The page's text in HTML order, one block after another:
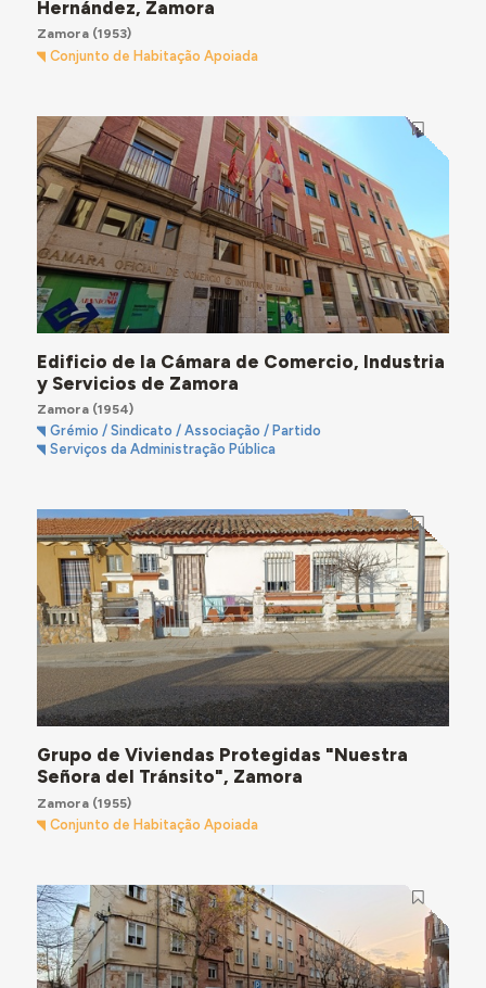
Hernández, Zamora
Zamora(1953)
Conjunto de Habitação Apoiada
Edificio de la Cámara de Comercio, Industria
y Servicios de Zamora
Zamora(1954)
Grémio / Sindicato / Associação / Partido
Serviços da Administração Pública
Grupo de Viviendas Protegidas "Nuestra
Señora del Tránsito", Zamora
Zamora(1955)
Conjunto de Habitação Apoiada